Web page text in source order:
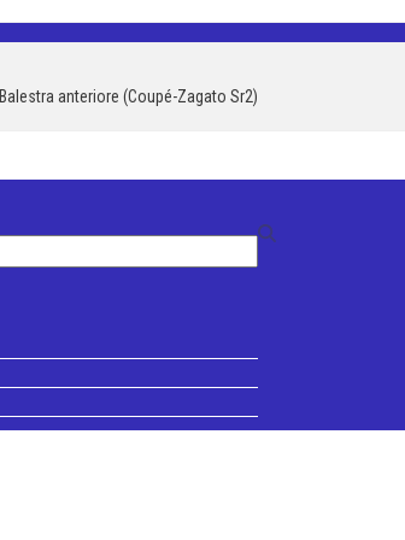
Balestra anteriore (Coupé-Zagato Sr2)